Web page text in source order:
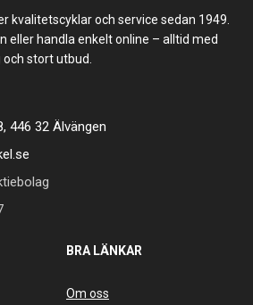
kvalitetscyklar och service sedan 1949.
eller handla enkelt online – alltid med
stort utbud.
446 32 Älvängen
BRA LÄNKAR
Om oss